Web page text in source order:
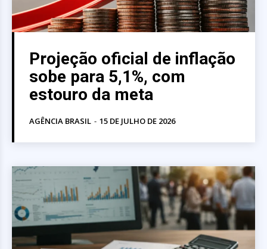
Projeção oficial de inflação
sobe para 5,1%, com
estouro da meta
AGÊNCIA BRASIL - 15 DE JULHO DE 2026